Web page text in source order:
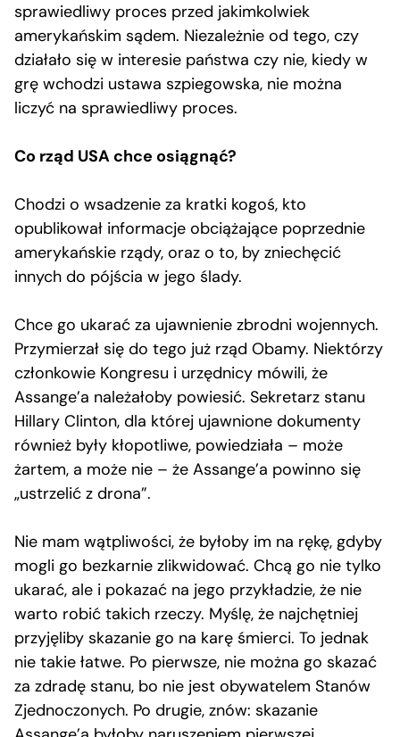
sprawiedliwy proces przed jakimkolwiek
amerykańskim sądem. Niezależnie od tego, czy
działało się w interesie państwa czy nie, kiedy w
grę wchodzi ustawa szpiegowska, nie można
liczyć na sprawiedliwy proces.
Co rząd USA chce osiągnąć?
Chodzi o wsadzenie za kratki kogoś, kto
opublikował informacje obciążające poprzednie
amerykańskie rządy, oraz o to, by zniechęcić
innych do pójścia w jego ślady.
Chce go ukarać za ujawnienie zbrodni wojennych.
Przymierzał się do tego już rząd Obamy. Niektórzy
członkowie Kongresu i urzędnicy mówili, że
Assange’a należałoby powiesić. Sekretarz stanu
Hillary Clinton, dla której ujawnione dokumenty
również były kłopotliwe, powiedziała – może
żartem, a może nie – że Assange’a powinno się
„ustrzelić z drona”.
Nie mam wątpliwości, że byłoby im na rękę, gdyby
mogli go bezkarnie zlikwidować. Chcą go nie tylko
ukarać, ale i pokazać na jego przykładzie, że nie
warto robić takich rzeczy. Myślę, że najchętniej
przyjęliby skazanie go na karę śmierci. To jednak
nie takie łatwe. Po pierwsze, nie można go skazać
za zdradę stanu, bo nie jest obywatelem Stanów
Zjednoczonych. Po drugie, znów: skazanie